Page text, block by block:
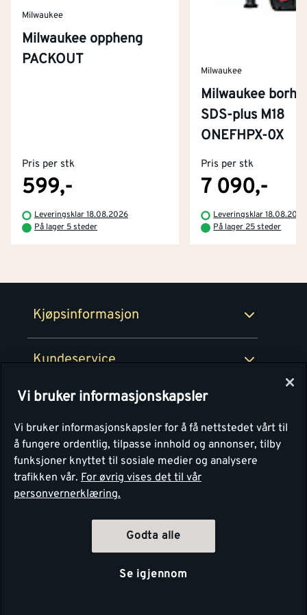
Milwaukee
Milwaukee oppheng
PACKOUT
Pris per stk
599,-
Leveringsklar 18.08.2026
På lager 5 steder
Milwaukee
Milwaukee
SDS-plus M18
ONEFHPX-0X
Pris per stk
7 090,-
Leveringsklar 18.08.2026
På lager 25 steder
Kjøpsinformasjon
Kjøpsbetingelser
Retur- og angrerettsskjema
Kundeservice
Tjenester
Montér Klubb
Montér
Byggevarehus og åpningstider
Prismatch
Personvern
Vi bruker informasjonskapsler
Vi bruker informasjonskapsler for å få nettstedet vårt til
å fungere ordentlig, tilpasse innhold og annonser, tilby
funksjoner knyttet til sosiale medier og analysere
trafikken vår. For øvrig vises det til vår
personvernerklæring.
Godta alle
Se igjennom